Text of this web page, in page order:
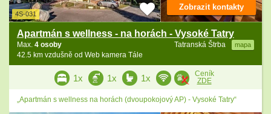
4S-031
Apartmán s wellness - na horách - Vysoké Tatry
Tatranská Štrba mapa
Max. 4 osoby
42.5 km vzdušně od Web kamera Tále
Zobrazit kontakty
1x 1x 1x
Ceník
ZDE
„Apartmán s wellness na horách (dvoupokojový AP) - Vysoké Tatry“